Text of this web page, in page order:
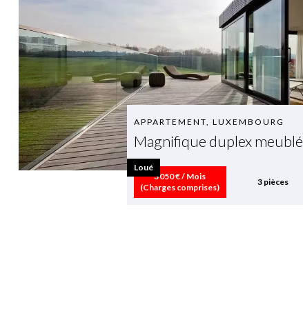
APPARTEMENT, LUXEMBOURG
Magnifique duplex meublé
3 050 € / Mois
(Charges comprises)
3 pièces
Loué